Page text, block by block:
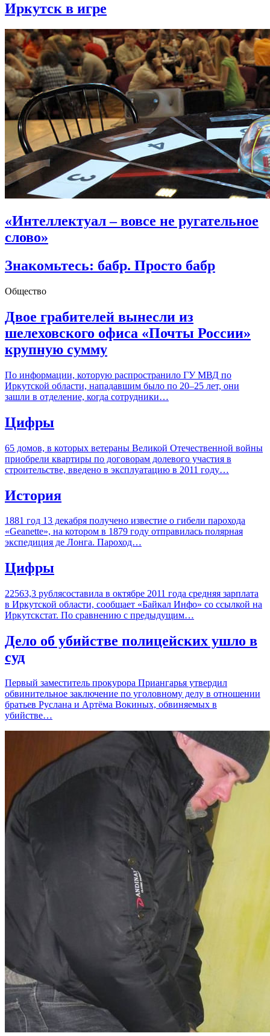
Иркутск в игре
«Интеллектуал – вовсе не ругательное
слово»
Знакомьтесь: бабр. Просто бабр
Общество
Двое грабителей вынесли из
шелеховского офиса «Почты России»
крупную сумму
По информации, которую распространило ГУ МВД по
Иркутской области, нападавшим было по 20–25 лет, они
зашли в отделение, когда сотрудники…
Цифры
65 домов, в которых ветераны Великой Отечественной войны
приобрели квартиры по договорам долевого участия в
строительстве, введено в эксплуатацию в 2011 году…
История
1881 год 13 декабря получено известие о гибели парохода
«Geanette», на котором в 1879 году отправилась полярная
экспедиция де Лонга. Пароход…
Цифры
22563,3 рублясоставила в октябре 2011 года средняя зарплата
в Иркутской области, сообщает «Байкал Инфо» со ссылкой на
Иркутскстат. По сравнению с предыдущим…
Дело об убийстве полицейских ушло в
суд
Первый заместитель прокурора Приангарья утвердил
обвинительное заключение по уголовному делу в отношении
братьев Руслана и Артёма Вокиных, обвиняемых в
убийстве…